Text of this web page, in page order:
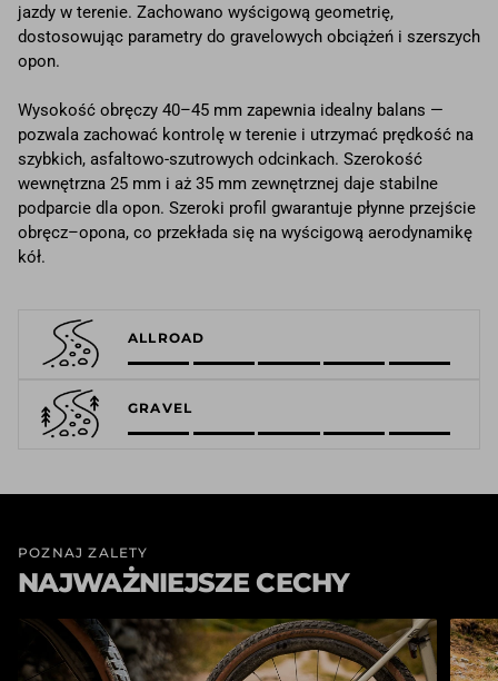
jazdy w terenie. Zachowano wyścigową geometrię,
dostosowując parametry do gravelowych obciążeń i szerszych
opon.
Wysokość obręczy 40–45 mm zapewnia idealny balans —
pozwala zachować kontrolę w terenie i utrzymać prędkość na
szybkich, asfaltowo-szutrowych odcinkach. Szerokość
wewnętrzna 25 mm i aż 35 mm zewnętrznej daje stabilne
podparcie dla opon. Szeroki profil gwarantuje płynne przejście
obręcz–opona, co przekłada się na wyścigową aerodynamikę
kół.
ALLROAD
GRAVEL
POZNAJ ZALETY
NAJWAŻNIEJSZE CECHY